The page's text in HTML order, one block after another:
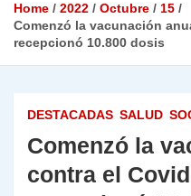
Home 2022 Octubre
15
Comenzó la vacunación
recepcionó 10.800 dosis
DESTACADAS SALUD
Comenzó la
contra el